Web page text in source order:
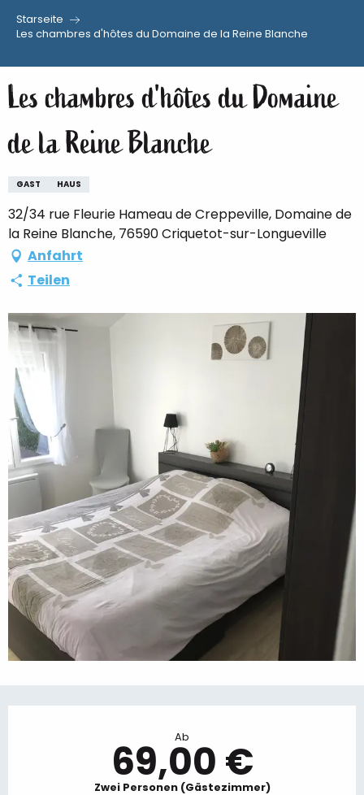
Aller
principal
Starseite
Les chambres d'hôtes du Domaine de la Reine Blanche
Les chambres d'hôtes du Domaine
de la Reine Blanche
GAST HAUS
32/34 rue Fleurie Hameau de Creppeville, Domaine de
la Reine Blanche, 76590 Criquetot-sur-Longueville
Anfahrt
Teilen
Ab
69,00 €
Zwei Personen (Gästezimmer)